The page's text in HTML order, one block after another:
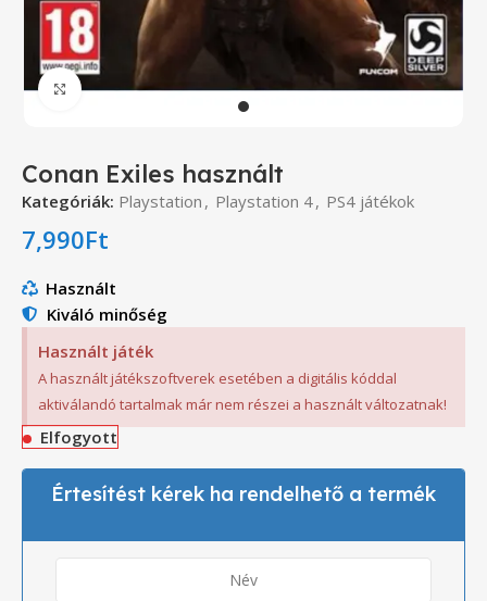
Click to enlarge
Conan Exiles használt
Kategóriák: Playstation , Playstation 4, PS4 játékok
7,990Ft
Használt
Kiváló minőség
Használt játék
A használt játékszoftverek esetében a digitális kóddal
aktiválandó tartalmak már nem részei a használt változatnak!
Elfogyott
Értesítést kérek ha rendelhető a termék